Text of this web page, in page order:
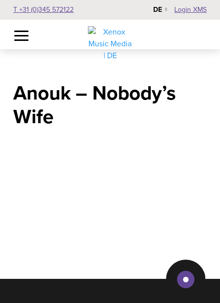
T +31 (0)345 572122 DE Login XMS
Anouk – Nobody’s
Wife